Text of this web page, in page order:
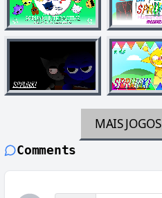
MAIS JOGOS
Comments